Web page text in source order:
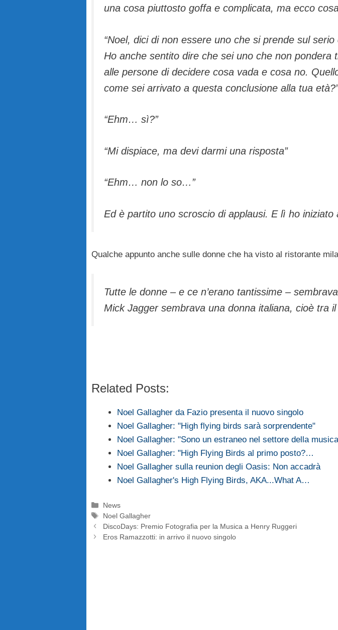
una cosa piuttosto goffa e complicata, ma ecco
“Noel, dici di non essere uno che si prende sul
Ho anche sentito dire che sei uno che non pondera
alle persone di decidere cosa vada e cosa no.
come sei arrivato a questa conclusione alla tua
“Ehm… sì?”
“Mi dispiace, ma devi darmi una risposta”
“Ehm… non lo so…”
Ed è partito uno scroscio di applausi. E lì ho
Qualche appunto anche sulle donne che ha visto al ristorante
Tutte le donne – e ce n’erano tantissime –
Mick Jagger sembrava una donna italiana, cioè tra il
Related Posts:
Noel Gallagher da Fazio presenta il nuovo singolo
Noel Gallagher: "High flying birds sarà sorprendente"
Noel Gallagher: "Sono un estraneo nel settore della
Noel Gallagher: "High Flying Birds al primo posto?…
Noel Gallagher sulla reunion degli Oasis: Non accadrà
Noel Gallagher's High Flying Birds, AKA...What A…
Categorie
News
Tag
Noel Gallagher
DiscoDays: Premio Fotografia per la Musica a Henry Ruggeri
Eros Ramazzotti: in arrivo il nuovo singolo